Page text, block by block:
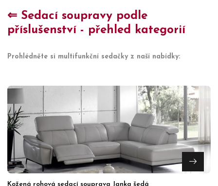
⇐ Sedací soupravy podle
příslušenství - přehled kategorií
Prohlédněte si multifunkční sedačky z naší nabídky:
Kožená rohová sedací souprava Janka šedá